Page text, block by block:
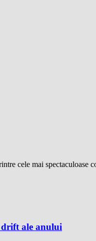
cele mai
drift ale anului